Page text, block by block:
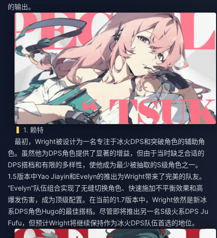
的输出。
1. 赖特
最初，Wright被设计为一名专注于冰火DPS和突破角色的辅助角
色。虽然他为DPS角色提供了显著的增益，但由于当时缺乏合适的
DPS搭档和有限的多样性，使他成为最少被抽取的S级角色之一。
1.5版本中Yao Jiayin和Evelyn的推出为Wright带来了完美的队友。
“Evelyn”队伍组合实现了无缝切换角色、快速施加不平衡效果和高
爆发伤害，成为顶级配置。在当前的1.7版本中，Wright依然是新冰
系DPS角色Hugo的最佳搭档。尽管即将推出另一名S级火系DPS Ju
Fufu，但预计Wright将继续保持作为冰火DPS队伍首选的地位。